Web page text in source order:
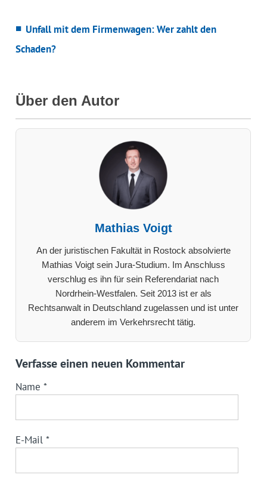
Unfall mit dem Firmenwagen: Wer zahlt den
Schaden?
Über den Autor
Mathias Voigt
An der juristischen Fakultät in Rostock absolvierte
Mathias Voigt sein Jura-Studium. Im Anschluss
verschlug es ihn für sein Referendariat nach
Nordrhein-Westfalen. Seit 2013 ist er als
Rechtsanwalt in Deutschland zugelassen und ist unter
anderem im Verkehrsrecht tätig.
Verfasse einen neuen Kommentar
Name *
E-Mail *